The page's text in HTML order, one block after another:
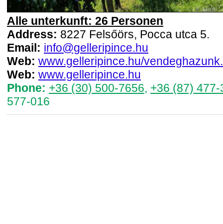
Alle unterkunft: 26 Personen
Address: 8227 Felsőörs, Pocca utca 5.
Email: info@gelleripince.hu
Web: www.gelleripince.hu/
Web: www.gelleripince.hu
Phone: +36 (30) 500-7656, +36 (87) 477-
577-016